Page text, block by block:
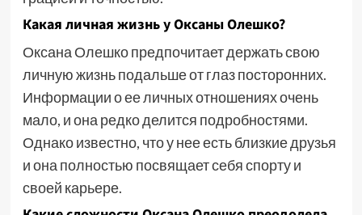
Какая личная жизнь у Оксаны Олешко?
Оксана Олешко предпочитает держать свою
личную жизнь подальше от глаз посторонних.
Информации о ее личных отношениях очень
мало, и она редко делится подробностями.
Однако известно, что у нее есть близкие друзья
и она полностью посвящает себя спорту и
своей карьере.